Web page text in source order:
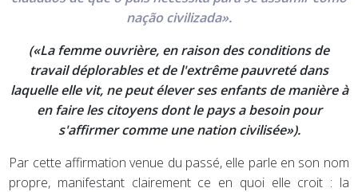
nação civilizada».
(«La femme ouvrière, en raison des conditions de
travail déplorables et de l'extrême pauvreté dans
laquelle elle vit, ne peut élever ses enfants de manière à
en faire les citoyens dont le pays a besoin pour
s'affirmer comme une nation civilisée»).
Par cette affirmation venue du passé, elle parle en son nom
propre, manifestant clairement ce en quoi elle croit : la